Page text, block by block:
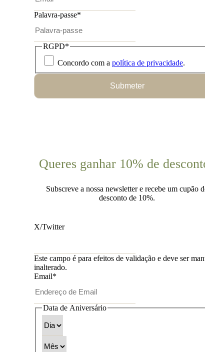
Palavra-passe*
RGPD*
Concordo com a política de privacidade.
Submeter
Queres ganhar 10% de desconto?
Subscreve a nossa newsletter e recebe um cupão de
desconto de 10%.
X/Twitter
Este campo é para efeitos de validação e deve ser mantido
inalterado.
Email*
Data de Aniversário